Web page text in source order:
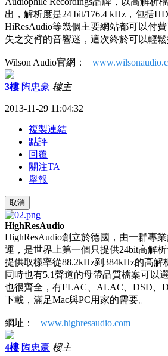
出，解析度是24 bit/176.4 kHz，包括
HiResAudio等幾個主要網站都可以付
失之交臂的音響迷，這次終於可以輕鬆
Wilson Audio官網：
3樓 陶忠豪 樓主
2013-11-29 11:04:32
複製連結
點評
回覆
關注TA
舉報
取消
HighResAudio
HighResAudio創立於德國，由一群專
運，是世界上第一個只提供24bit高解
提供取樣率從88.2kHz到384kHz的高解
同時也有5.1聲道的母帶品質檔案可以
也很齊全，有FLAC、ALAC、DSD、
下載，滿足Mac與PC用家的需要。
網址： www.highresaudio.com
4樓 陶忠豪 樓主